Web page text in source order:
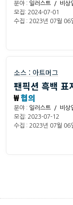
분야 : 일러스트 / 비상
모집: 2024-07-01
수집 : 2023년 07월 06
소스 : 아트머그
팬픽션 흑백 표
₩협의
분야 : 일러스트 / 비상
모집: 2023-07-12
수집 : 2023년 07월 06